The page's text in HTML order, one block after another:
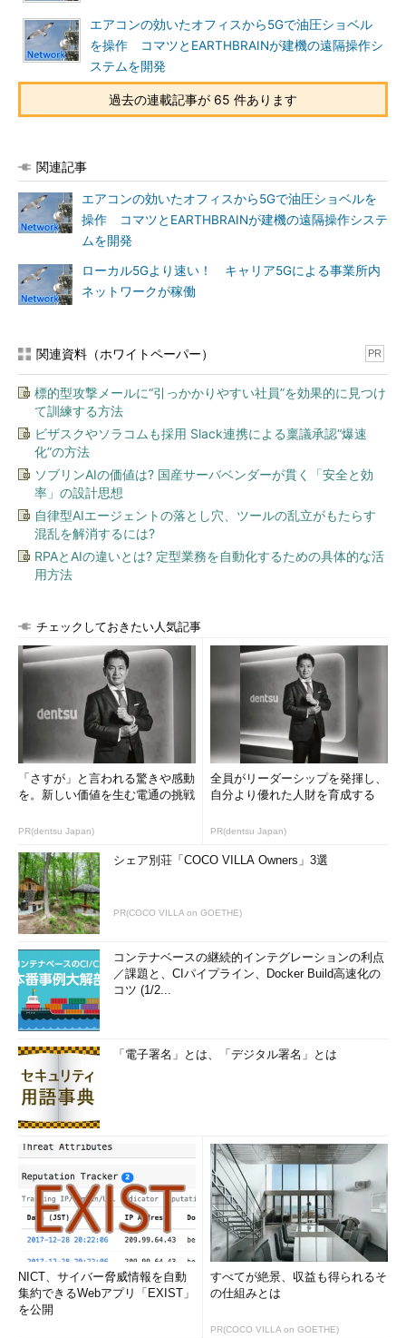
エアコンの効いたオフィスから5Gで油圧ショベル
を操作 コマツとEARTHBRAINが建機の遠隔操作シ
ステムを開発
過去の連載記事が 65 件あります
関連記事
エアコンの効いたオフィスから5Gで油圧ショベルを
操作 コマツとEARTHBRAINが建機の遠隔操作システ
ムを開発
ローカル5Gより速い！ キャリア5Gによる事業所内
ネットワークが稼働
関連資料（ホワイトペーパー） PR
標的型攻撃メールに“引っかかりやすい社員”を効果的に見つけ
て訓練する方法
ビザスクやソラコムも採用 Slack連携による稟議承認“爆速
化”の方法
ソブリンAIの価値は? 国産サーバベンダーが貫く「安全と効
率」の設計思想
自律型AIエージェントの落とし穴、ツールの乱立がもたらす
混乱を解消するには?
RPAとAIの違いとは? 定型業務を自動化するための具体的な活
用方法
チェックしておきたい人気記事
「さすが」と言われる驚きや感動
を。新しい価値を生む電通の挑戦
PR(dentsu Japan)
全員がリーダーシップを発揮し、
自分より優れた人財を育成する
PR(dentsu Japan)
シェア別荘「COCO VILLA Owners」3選
PR(COCO VILLA on GOETHE)
コンテナベースの継続的インテグレーションの利点
／課題と、CIパイプライン、Docker Build高速化の
コツ (1/2...
「電子署名」とは、「デジタル署名」とは
NICT、サイバー脅威情報を自動
集約できるWebアプリ「EXIST」
を公開
すべてが絶景、収益も得られるそ
の仕組みとは
PR(COCO VILLA on GOETHE)